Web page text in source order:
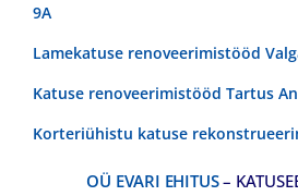
9A
Lamekatuse renoveerimistööd
Katuse renoveerimistööd Tartus
Korteriühistu katuse
OÜ EVARI EHITUS–